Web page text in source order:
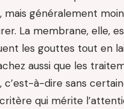
mais généralement
La membrane, elle,
les gouttes tout en
aussi que les
c’est-à-dire sans
qui mérite